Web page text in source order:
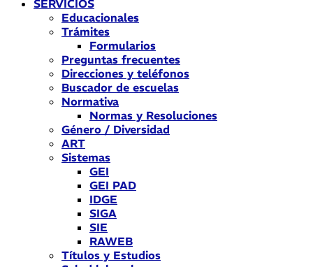
SERVICIOS
Educacionales
Trámites
Formularios
Preguntas frecuentes
Direcciones y teléfonos
Buscador de escuelas
Normativa
Normas y Resoluciones
Género / Diversidad
ART
Sistemas
GEI
GEI PAD
IDGE
SIGA
SIE
RAWEB
Títulos y Estudios